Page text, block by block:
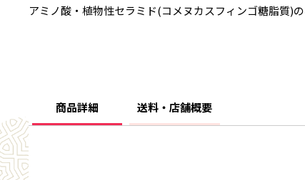
アミノ酸・植物性セラミド(コメヌカスフィンゴ糖脂質)
商品詳細 送料・店舗概要